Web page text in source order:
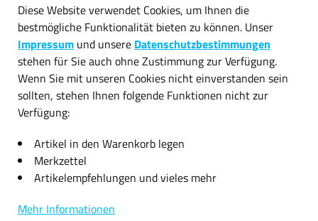
5x Original Kyocera
Resttonerbehälter WT-590...
11,08 € *
Original Kyocera Toner TK-360
Filtern
Diese Website verwendet Cookies, um Ihnen die
bestmögliche Funktionalität bieten zu können. Unser
Impressum und unsere Datenschutzbestimmungen
stehen für Sie auch ohne Zustimmung zur Verfügung.
Wenn Sie mit unseren Cookies nicht einverstanden sein
sollten, stehen Ihnen folgende Funktionen nicht zur
Verfügung:
Artikel in den Warenkorb legen
Merkzettel
Artikelempfehlungen und vieles mehr
Mehr Informationen